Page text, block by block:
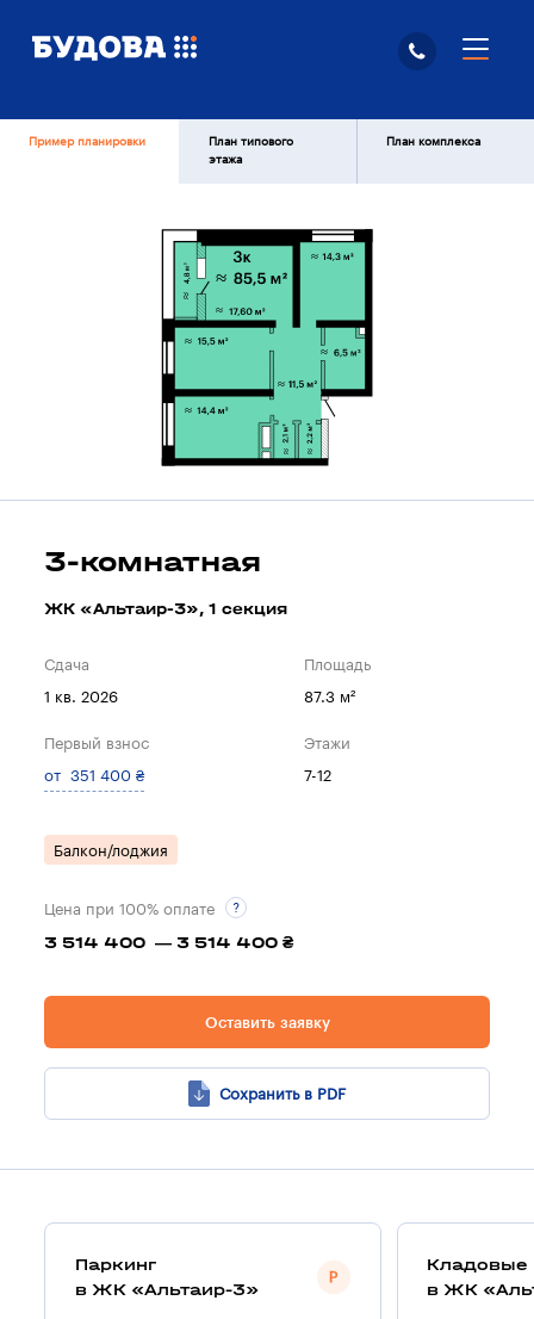
Пример планировки
План типового
этажа
План комплекса
3-комнатная
ЖК «Альтаир-3», 1 секция
Сдача
1 кв. 2026
Площадь
87.3 м²
Первый взнос
от 351 400 ₴
Этажи
7-12
Балкон/лоджия
Цена при 100% оплате
3 514 400 — 3 514 400 ₴
Оставить заявку
Сохранить в PDF
Паркинг
в ЖК «Альтаир-3»
Кладовые
в ЖК